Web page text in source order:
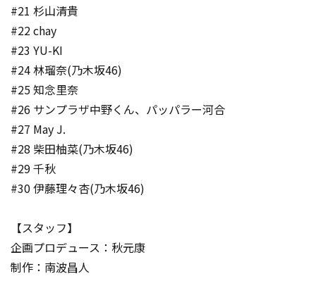
#21 杉山清貴
#22 chay
#23 YU-KI
#24 林瑠奈(乃木坂46)
#25 知念里奈
#26 サンプラザ中野くん、パッパラー河合
#27 May J.
#28 柴田柚菜(乃木坂46)
#29 千秋
#30 伊藤理々杏(乃木坂46)
【スタッフ】
企画プロデュース：秋元康
制作：南波昌人